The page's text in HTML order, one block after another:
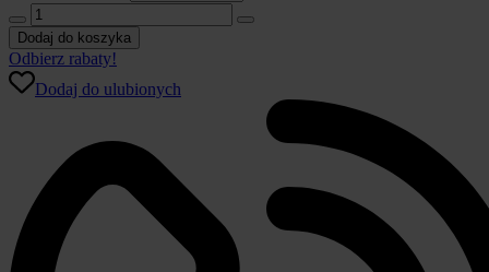
ilość
Kołdra
letnia
Moonline
T
Dodaj do koszyka
Odbierz rabaty!
Dodaj do ulubionych